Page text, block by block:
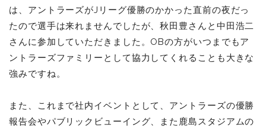
は、アントラーズがJリーグ優勝のかかった直前の夜だっ
たので選手は来れませんでしたが、秋田豊さんと中田浩二
さんに参加していただきました。OBの方がいつまでもア
ントラーズファミリーとして協力してくれることも大きな
強みですね。
また、これまで社内イベントとして、アントラーズの優勝
報告会やパブリックビューイング、また鹿島スタジアムの